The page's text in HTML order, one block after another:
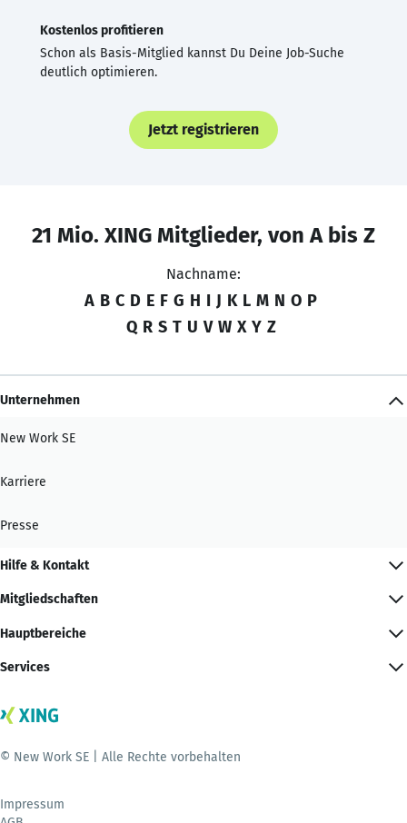
Kostenlos profitieren
Schon als Basis-Mitglied kannst Du Deine Job-Suche
deutlich optimieren.
Jetzt registrieren
21 Mio. XING Mitglieder, von A bis Z
Nachname:
A B C D E F G H I J K L M N O P
Q R S T U V W X Y Z
Unternehmen
New Work SE
Karriere
Presse
Hilfe & Kontakt
Mitgliedschaften
Hauptbereiche
Services
© New Work SE | Alle Rechte vorbehalten
Impressum